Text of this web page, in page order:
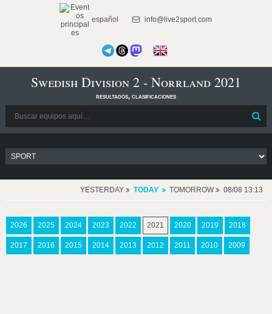
español info@live2sport.com
Swedish Division 2 - Norrland 2021
resultados, clasificaciones
YESTERDAY TODAY TOMORROW 08/08 13:13
2026 2025 2024 2023 2022 2021 2020 2019 2018
2017 2016 2015 2014 2013 2012 2011 2010 2009